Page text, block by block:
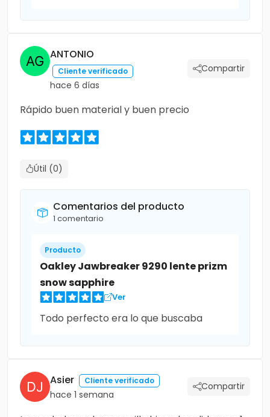
ANTONIO
Cliente verificado
hace 6 días
Compartir
Rápido buen material y buen precio
Útil (0)
Comentarios del producto
1 comentario
Producto
Oakley Jawbreaker 9290 lente prizm
snow sapphire
Ver
Todo perfecto era lo que buscaba
Asier Cliente verificado
hace 1 semana
Compartir